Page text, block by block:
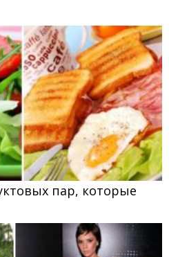
пар, которые